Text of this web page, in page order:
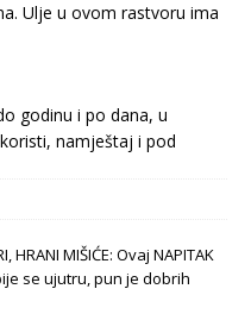
Ulje u ovom rastvoru ima
godinu i po dana, u
namještaj i pod
HRANI MIŠIĆE: Ovaj NAPITAK
pije se ujutru, pun je dobrih